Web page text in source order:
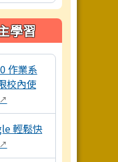
學習
含數位學習資源連結，點
作業系
校內使
↗
輕鬆快
↗